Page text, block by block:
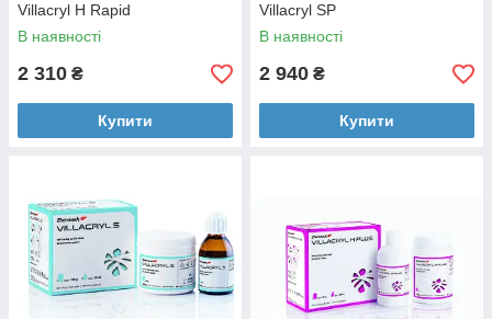
Villacryl H Rapid
В наявності
2 310 ₴
Купити
Villacryl SP
В наявності
2 940 ₴
Купити